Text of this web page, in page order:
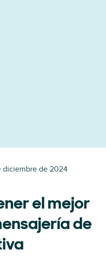
diciembre de 2024
el mejor
de